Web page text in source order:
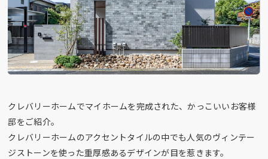
クレバリーホームでマイホームを完成された、かっこいいお客様
邸をご紹介。
クレバリーホームのアクセントタイルの中でも人気のヴィンテー
ジストーンを使った重厚感あるデザインが目を惹きます。